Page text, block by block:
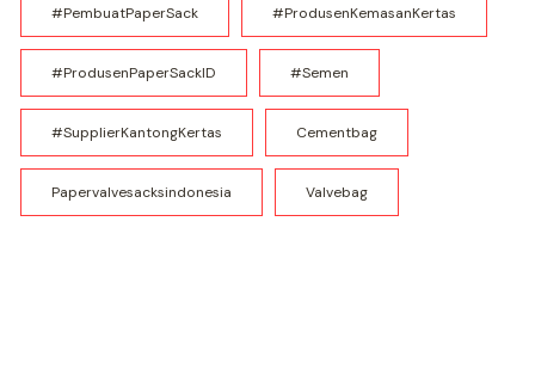
#PembuatPaperSack #ProdusenKemasanKertas
#ProdusenPaperSackID #semen
#SupplierKantongKertas Cementbag
Papervalvesacksindonesia Valvebag